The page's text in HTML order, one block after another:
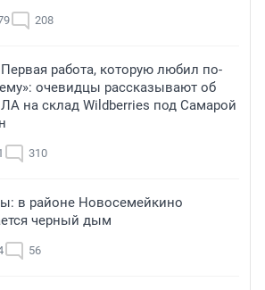
208
работа, которую любил по-
очевидцы рассказывают об
на склад Wildberries под Самарой
310
в районе Новосемейкино
черный дым
56